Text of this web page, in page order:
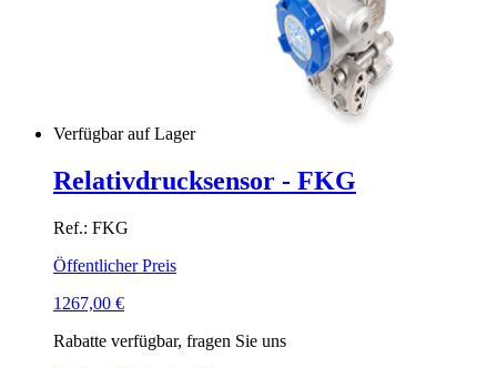
Verfügbar auf Lager
Relativdrucksensor - FKG
Ref.: FKG
Öffentlicher Preis
1267,00 €
Rabatte verfügbar, fragen Sie uns